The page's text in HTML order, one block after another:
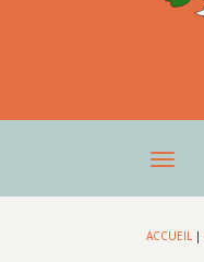
ACCUEIL |